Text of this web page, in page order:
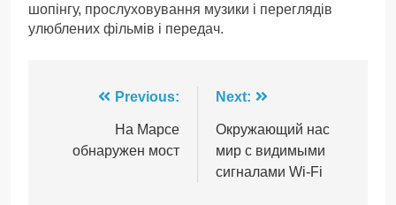
шопінгу, прослуховування музики і переглядів
улюблених фільмів і передач.
Навігація
записів
Previous:
На Марсе
обнаружен мост
Next:
Окружающий нас
мир с видимыми
сигналами Wi-Fi